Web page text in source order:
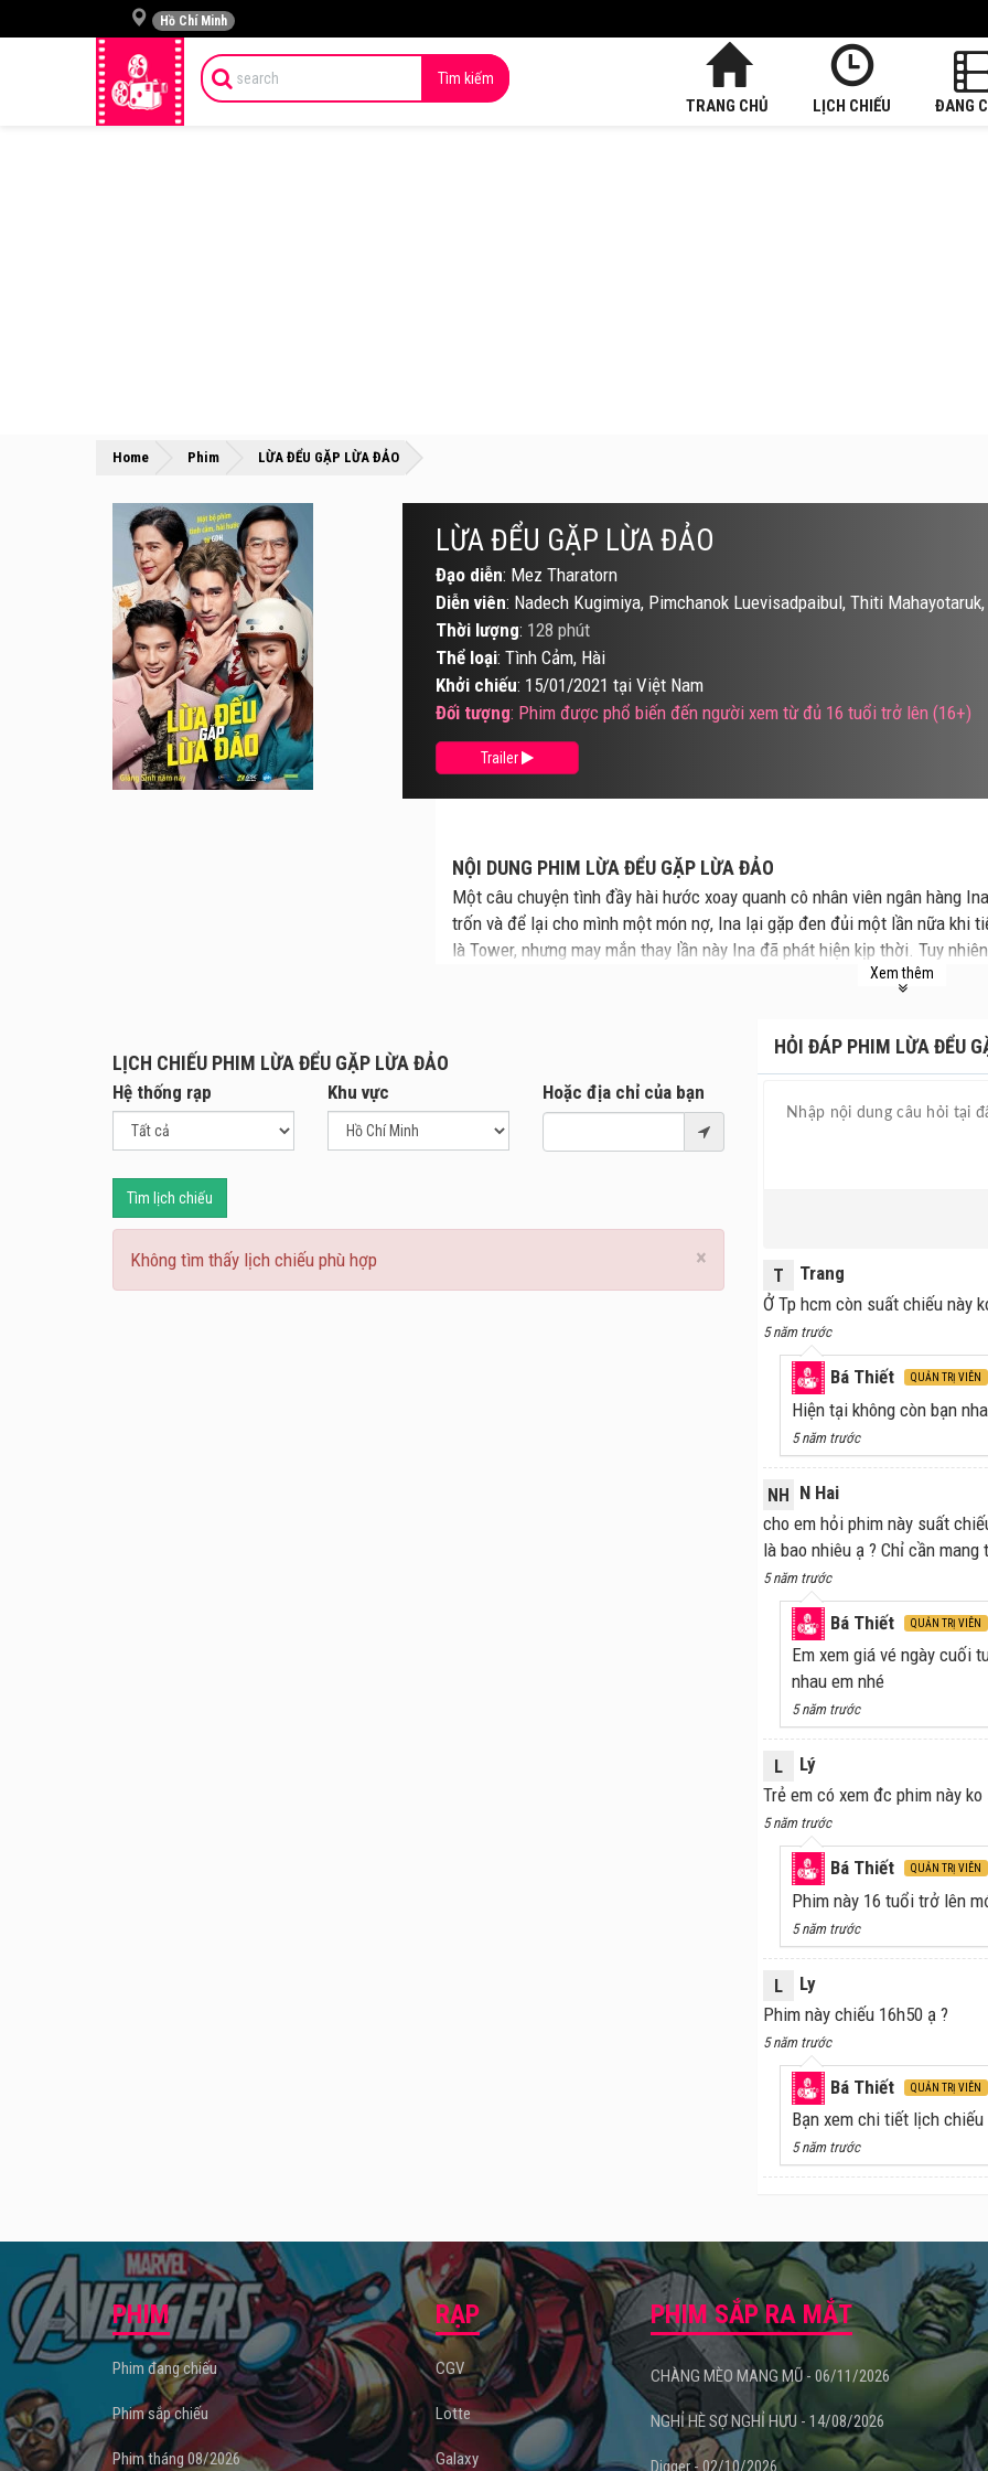
Hồ Chí Minh
Tìm kiếm
TRANG CHỦ LỊCH CHIẾU ĐANG
Home »
Phim »
LỪA ĐỂU GẶP LỪA ĐẢO
NỘI DUNG PHIM LỪA ĐỂU GẶP LỪA ĐẢO
Một câu chuyện tình đầy hài hước xoay quanh cô nhân viên ngân hàng
trốn và để lại cho mình một món nợ, Ina lại gặp đen đủi một lần nữa khi
là Tower, nhưng may mắn thay lần này Ina đã phát hiện kịp thời. Tuy
Tower để lên kế hoạch trả thù người bạn trai cũ của mình. Và khi kế
Xem thêm
LỪA ĐỂU GẶP LỪA ĐẢO
Đạo diễn: Mez Tharatorn
Diễn viên: Nadech Kugimiya, Pimchanok Luevisadpaibul, Thiti
Thời lượng: 128 phút
Thể loại: Tình Cảm, Hài
Khởi chiếu: 15/01/2021 tại Việt Nam
Đối tượng: Phim được phổ biến đến người xem từ đủ 16 tuổi trở lên (16+)
Trailer
LỊCH CHIẾU PHIM LỪA ĐỂU GẶP LỪA ĐẢO
Hệ thống rạp Khu vực Hoặc địa chỉ của bạn
Tìm lịch chiếu
×
Không tìm thấy lịch chiếu phù hợp
HỎI ĐÁP PHIM LỪA ĐỂU
T
Trang
Ở Tp hcm còn suất chiếu này
5 năm trước
Bá Thiết QUẢN TRỊ VIÊN
Hiện tại không còn bạn nha
5 năm trước
NH N Hai
cho em hỏi phim này suất
là bao nhiêu ạ ? Chỉ cần
5 năm trước
Bá Thiết QUẢN TRỊ VIÊN
Em xem giá vé ngày cuối
nhau em nhé
5 năm trước
L
Lý
Trẻ em có xem đc phim này ko
5 năm trước
Bá Thiết QUẢN TRỊ VIÊN
Phim này 16 tuổi trở lên
5 năm trước
L
Ly
Phim này chiếu 16h50 ạ ?
5 năm trước
Bá Thiết QUẢN TRỊ VIÊN
Bạn xem chi tiết lịch
5 năm trước
PHIM
Phim đang chiếu
Phim sắp chiếu
Phim tháng 08/2026
RẠP
CGV
Lotte
Galaxy
PHIM SẮP RA MẮT
CHÀNG MÈO MANG MŨ - 06/11/2026
NGHỈ HÈ SỢ NGHỈ HƯU - 14/08/2026
Digger - 02/10/2026